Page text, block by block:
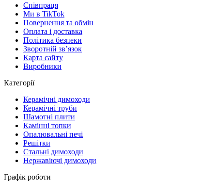
Cпівпраця
Ми в TikTok
Повернення та обмін
Оплата і доставка
Політика безпеки
Зворотній зв’язок
Карта сайту
Виробники
Категорії
Керамічні димоходи
Керамічні труби
Шамотні плити
Камінні топки
Опалювальні печі
Решітки
Стальні димоходи
Нержавіючі димоходи
Графік роботи